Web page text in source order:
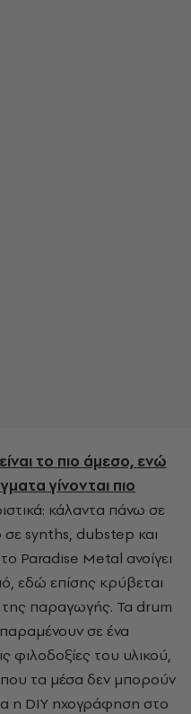
το πιο άμεσο, ενώ
γίνονται πιο
κάλαντα πάνω σε
synths, dubstep και
Paradise Metal ανοίγει
εδώ επίσης κρύβεται
παραγωγής. Τα drum
σε ένα
φιλοδοξίες του υλικού,
που τα μέσα δεν μπορούν
η DIY ηχογράφηση στο